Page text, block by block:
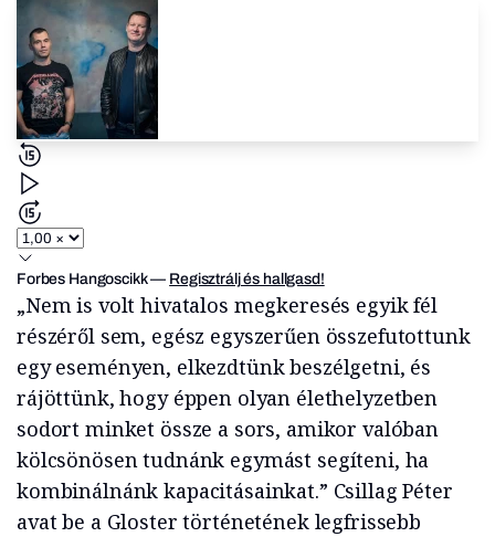
Forbes Hangoscikk— Regisztrálj és hallgasd!
„Nem is volt hivatalos megkeresés egyik fél
részéről sem, egész egyszerűen összefutottunk
egy eseményen, elkezdtünk beszélgetni, és
rájöttünk, hogy éppen olyan élethelyzetben
sodort minket össze a sors, amikor valóban
kölcsönösen tudnánk egymást segíteni, ha
kombinálnánk kapacitásainkat.” Csillag Péter
avat be a Gloster történetének legfrissebb